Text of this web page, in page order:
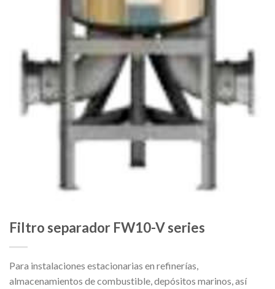
Filtro separador FW10-V series
Para instalaciones estacionarias en refinerías,
almacenamientos de combustible, depósitos marinos, así